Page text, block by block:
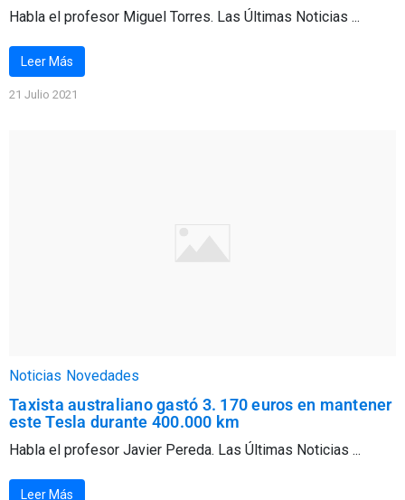
Habla el profesor Miguel Torres. Las Últimas Noticias ...
Leer Más
21 Julio 2021
Noticias Novedades
Taxista australiano gastó 3. 170 euros en mantener
este Tesla durante 400.000 km
Habla el profesor Javier Pereda. Las Últimas Noticias ...
Leer Más